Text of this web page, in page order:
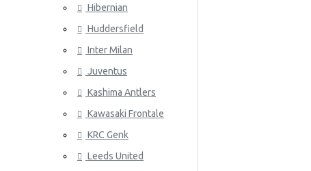
Venezuela
Wales
Hibernian
Huddersfield
Inter Milan
Juventus
Kashima Antlers
Kawasaki Frontale
KRC Genk
Leeds United